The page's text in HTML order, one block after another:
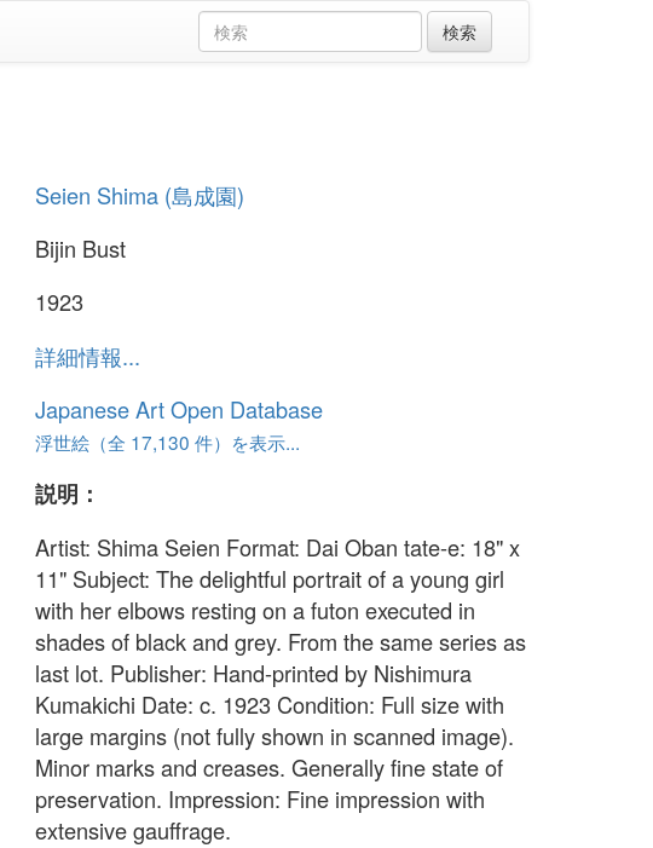
Seien Shima (島成園)
Bijin Bust
1923
詳細情報...
Japanese Art Open Database
浮世絵（全 17,130 件）を表示...
説明：
Artist: Shima Seien Format: Dai Oban tate-e: 18" x
11" Subject: The delightful portrait of a young girl
with her elbows resting on a futon executed in
shades of black and grey. From the same series as
last lot. Publisher: Hand-printed by Nishimura
Kumakichi Date: c. 1923 Condition: Full size with
large margins (not fully shown in scanned image).
Minor marks and creases. Generally fine state of
preservation. Impression: Fine impression with
extensive gauffrage.